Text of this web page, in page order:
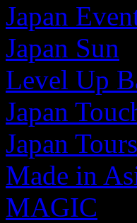
Japan
Japan Sun
Level Up
Japan
Japan
Made in
MAGIC